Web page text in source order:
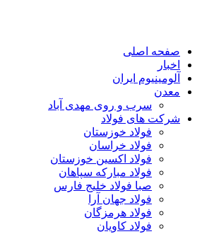
صفحه اصلی
اخبار
آلومینیوم ایران
معدن
سرب و روی مهدی آباد
شرکت های فولاد
فولاد خوزستان
فولاد خراسان
فولاد اکسین خوزستان
فولاد مبارکه سپاهان
صبا فولاد خلیج فارس
فولاد جهان آرا
فولاد هرمزگان
فولاد کاویان